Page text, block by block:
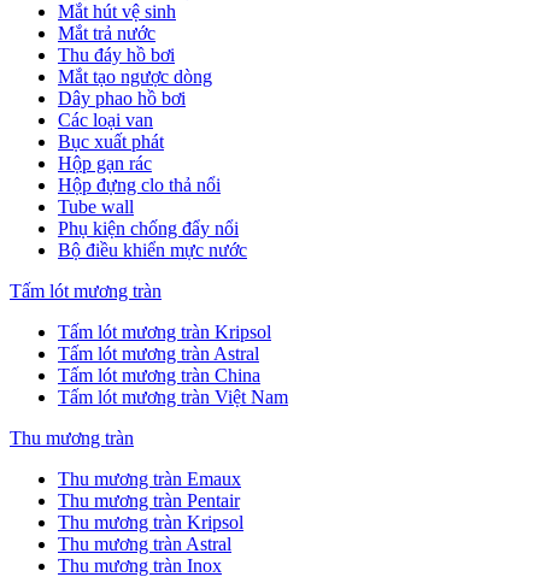
Mắt hút vệ sinh
Mắt trả nước
Thu đáy hồ bơi
Mắt tạo ngược dòng
Dây phao hồ bơi
Các loại van
Bục xuất phát
Hộp gạn rác
Hộp đựng clo thả nổi
Tube wall
Phụ kiện chống đẩy nổi
Bộ điều khiển mực nước
Tấm lót mương tràn
Tấm lót mương tràn Kripsol
Tấm lót mương tràn Astral
Tấm lót mương tràn China
Tấm lót mương tràn Việt Nam
Thu mương tràn
Thu mương tràn Emaux
Thu mương tràn Pentair
Thu mương tràn Kripsol
Thu mương tràn Astral
Thu mương tràn Inox